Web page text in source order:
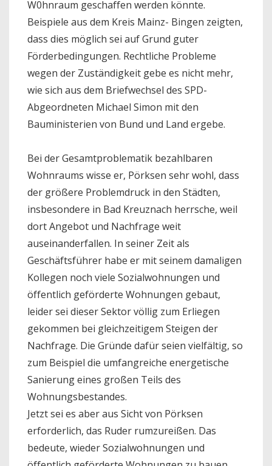
W0hnraum geschaffen werden könnte.
Beispiele aus dem Kreis Mainz- Bingen zeigten,
dass dies möglich sei auf Grund guter
Förderbedingungen. Rechtliche Probleme
wegen der Zuständigkeit gebe es nicht mehr,
wie sich aus dem Briefwechsel des SPD-
Abgeordneten Michael Simon mit den
Bauministerien von Bund und Land ergebe.
Bei der Gesamtproblematik bezahlbaren
Wohnraums wisse er, Pörksen sehr wohl, dass
der größere Problemdruck in den Städten,
insbesondere in Bad Kreuznach herrsche, weil
dort Angebot und Nachfrage weit
auseinanderfallen. In seiner Zeit als
Geschäftsführer habe er mit seinem damaligen
Kollegen noch viele Sozialwohnungen und
öffentlich geförderte Wohnungen gebaut,
leider sei dieser Sektor völlig zum Erliegen
gekommen bei gleichzeitigem Steigen der
Nachfrage. Die Gründe dafür seien vielfältig, so
zum Beispiel die umfangreiche energetische
Sanierung eines großen Teils des
Wohnungsbestandes.
Jetzt sei es aber aus Sicht von Pörksen
erforderlich, das Ruder rumzureißen. Das
bedeute, wieder Sozialwohnungen und